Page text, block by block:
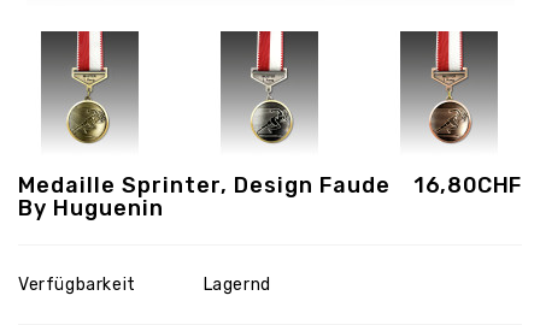
16,80CHF
Medaille Sprinter, Design Faude
By Huguenin
Verfügbarkeit Lagernd